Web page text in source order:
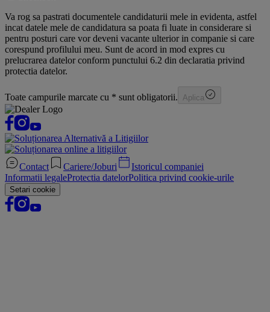
Va rog sa pastrati documentele candidaturii mele in evidenta, astfel
incat datele mele de candidatura sa poata fi luate in considerare si
pentru posturi care vor deveni vacante ulterior in companie si care
corespund profilului meu. Sunt de acord in mod expres cu
prelucrarea datelor conform punctului 6.2 din declaratia privind
protectia datelor.
Toate campurile marcate cu * sunt obligatorii. Aplica
Contact Cariere/Joburi
Istoricul companiei
Informatii legaleProtectia datelorPolitica privind cookie-urile
Setari cookie